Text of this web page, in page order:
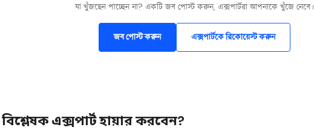
যা খুঁজছেন পাচ্ছেন না? একটি জব পোস্ট করুন, এক্সপার্টরা আপনাকে খুঁজে নেবে।
জব পোস্ট করুন এক্সপার্টকে রিকোয়েস্ট করুন
এক্সপার্ট হায়ার করবেন?